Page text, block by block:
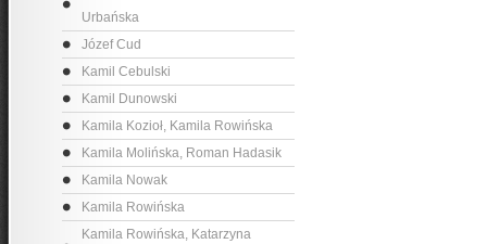
Urbańska
Józef Cud
Kamil Cebulski
Kamil Dunowski
Kamila Kozioł, Kamila Rowińska
Kamila Molińska, Roman Hadasik
Kamila Nowak
Kamila Rowińska
Kamila Rowińska, Katarzyna